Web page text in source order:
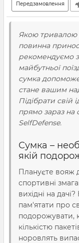
Передзамовлення
Якою тривалою
повинна
рекомендуємо
майбутньої
сумкадопоможе
стане вашим
Підібрати свій
прямо зараз на
SelfDefense.
Сумка –
якій
Плануєте вояж
спортивні
вихідні на
пам'ятати про
подорожувати,
кількістю
норовлять